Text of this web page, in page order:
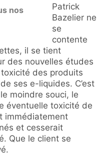
nos
Patrick
Bazelier ne
se
contente
il se tient
des nouvelles études
toxicité des produits
ses e-liquides. C’est
moindre souci, le
éventuelle toxicité de
immédiatement
et cesserait
Que le client se